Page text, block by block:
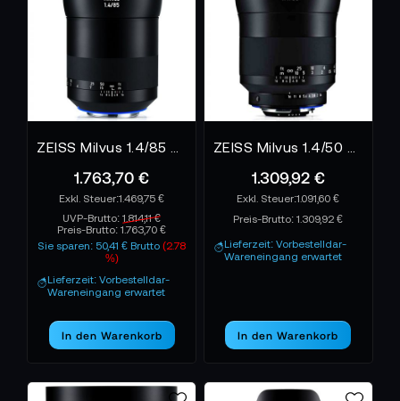
1.763,70 €
1.469,75 €
UVP-Brutto:1.814,11 €
Preis-Brutto:1.763,70 €
Sie sparen: 50,41 € Brutto(2.78
%)
Lieferzeit: Vorbestelldar-
Wareneingang erwartet
In den Warenkorb
1.309,92 €
1.091,60 €
Preis-Brutto:1.309,92 €
Lieferzeit: Vorbestelldar-
Wareneingang erwartet
In den Warenkorb